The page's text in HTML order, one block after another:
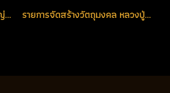
วาระที่ 2 พิธีมหาพุทธาภิเษกยิ่งใหญ่ วันมหาฤกษ์ วันศุกร์ที่ 25 มกราคมม 2556 ณ พระอุโบสถ วัดเอี่ยมวรนุช กรุงเทพ รายการจัดสร้างวัตถุมงคล หลวงปู่ทวด รุ่น เจริญพร เลื่อนสมณศักดิ์